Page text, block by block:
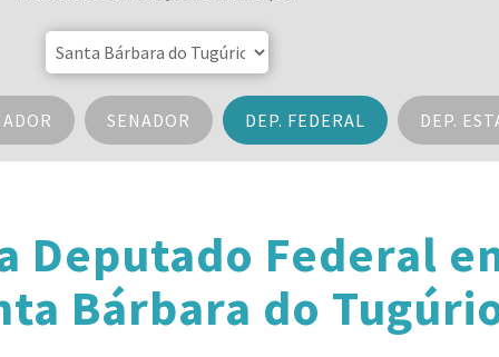
SENADOR DEP. FEDERAL DEP.
Deputado Federal
Bárbara do